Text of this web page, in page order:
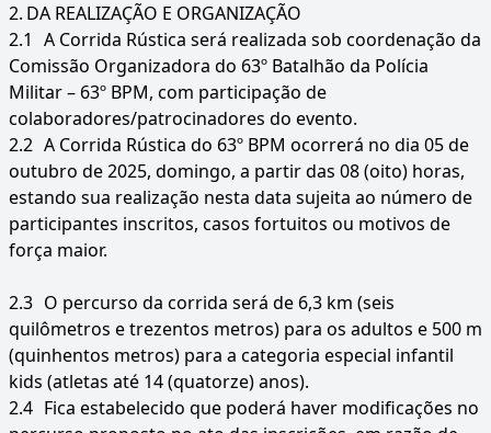
2. DA REALIZAÇÃO E ORGANIZAÇÃO
2.1 A Corrida Rústica será realizada sob coordenação da
Comissão Organizadora do 63º Batalhão da Polícia
Militar – 63º BPM, com participação de
colaboradores/patrocinadores do evento.
2.2 A Corrida Rústica do 63º BPM ocorrerá no dia 05 de
outubro de 2025, domingo, a partir das 08 (oito) horas,
estando sua realização nesta data sujeita ao número de
participantes inscritos, casos fortuitos ou motivos de
força maior.
2.3 O percurso da corrida será de 6,3 km (seis
quilômetros e trezentos metros) para os adultos e 500 m
(quinhentos metros) para a categoria especial infantil
kids (atletas até 14 (quatorze) anos).
2.4 Fica estabelecido que poderá haver modificações no